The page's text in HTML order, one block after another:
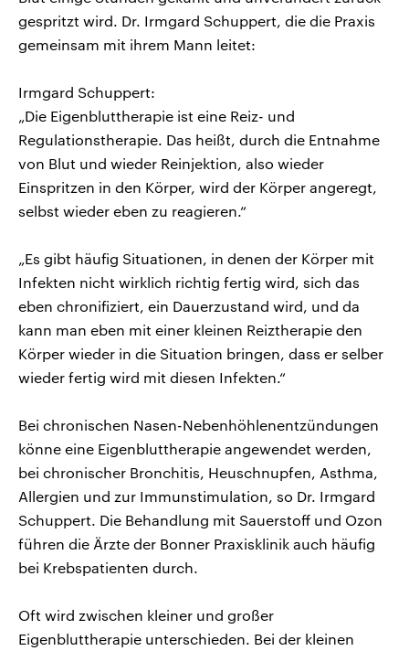
gespritzt wird. Dr. Irmgard Schuppert, die die Praxis
gemeinsam mit ihrem Mann leitet:
Irmgard Schuppert:
„Die Eigenbluttherapie ist eine Reiz- und
Regulationstherapie. Das heißt, durch die Entnahme
von Blut und wieder Reinjektion, also wieder
Einspritzen in den Körper, wird der Körper angeregt,
selbst wieder eben zu reagieren.“
„Es gibt häufig Situationen, in denen der Körper mit
Infekten nicht wirklich richtig fertig wird, sich das
eben chronifiziert, ein Dauerzustand wird, und da
kann man eben mit einer kleinen Reiztherapie den
Körper wieder in die Situation bringen, dass er selber
wieder fertig wird mit diesen Infekten.“
Bei chronischen Nasen-Nebenhöhlenentzündungen
könne eine Eigenbluttherapie angewendet werden,
bei chronischer Bronchitis, Heuschnupfen, Asthma,
Allergien und zur Immunstimulation, so Dr. Irmgard
Schuppert. Die Behandlung mit Sauerstoff und Ozon
führen die Ärzte der Bonner Praxisklinik auch häufig
bei Krebspatienten durch.
Oft wird zwischen kleiner und großer
Eigenbluttherapie unterschieden. Bei der kleinen